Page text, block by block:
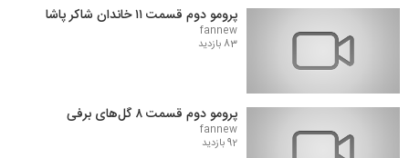
پرومو دوم قسمت ۱۱ خاندان شاکر پاشا
fannew
83 بازدید
پرومو دوم قسمت ۸ گل‌های برفی
fannew
92 بازدید